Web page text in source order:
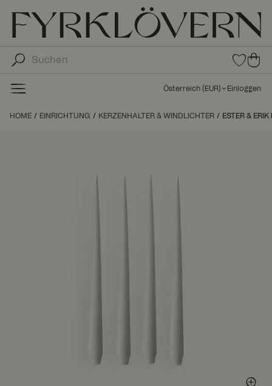
0
Arti
in
orit
0
Art
ike
de
Österreich ( EUR) Einloggen
HOME EINRICHTUNG KERZENHALTER & WINDLICHTER ESTER &